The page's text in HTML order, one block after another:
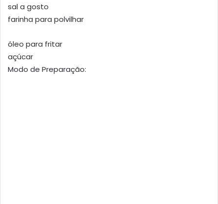
sal a gosto
farinha para polvilhar
óleo para fritar
açúcar
Modo de Preparação: